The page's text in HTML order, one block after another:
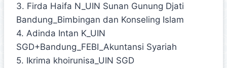
3. Firda Haifa N_UIN Sunan Gunung Djati
Bandung_Bimbingan dan Konseling Islam
4. Adinda Intan K_UIN
SGD+Bandung_FEBI_Akuntansi Syariah
5. Ikrima khoirunisa_UIN SGD